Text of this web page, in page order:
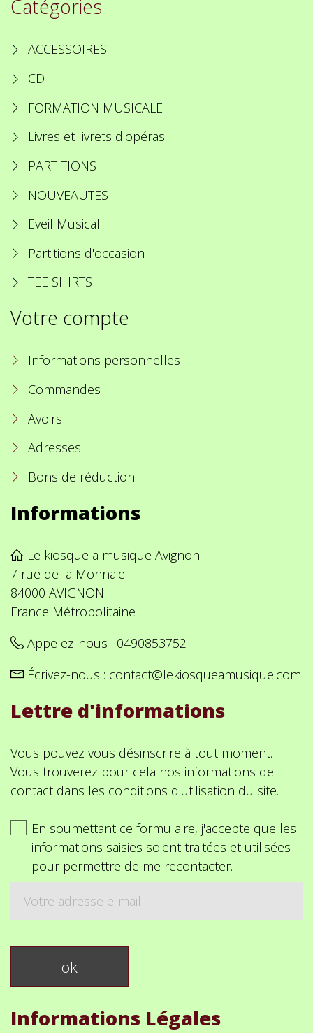
Catégories
ACCESSOIRES
CD
FORMATION MUSICALE
Livres et livrets d'opéras
PARTITIONS
NOUVEAUTES
Eveil Musical
Partitions d'occasion
TEE SHIRTS
Votre compte
Informations personnelles
Commandes
Avoirs
Adresses
Bons de réduction
Informations
Le kiosque a musique Avignon
7 rue de la Monnaie
84000 AVIGNON
France Métropolitaine
Appelez-nous : 0490853752
Écrivez-nous : contact@lekiosqueamusique.com
Lettre d'informations
Vous pouvez vous désinscrire à tout moment.
Vous trouverez pour cela nos informations de
contact dans les conditions d'utilisation du site.
En soumettant ce formulaire, j'accepte que les
informations saisies soient traitées et utilisées
pour permettre de me recontacter.
Informations Légales